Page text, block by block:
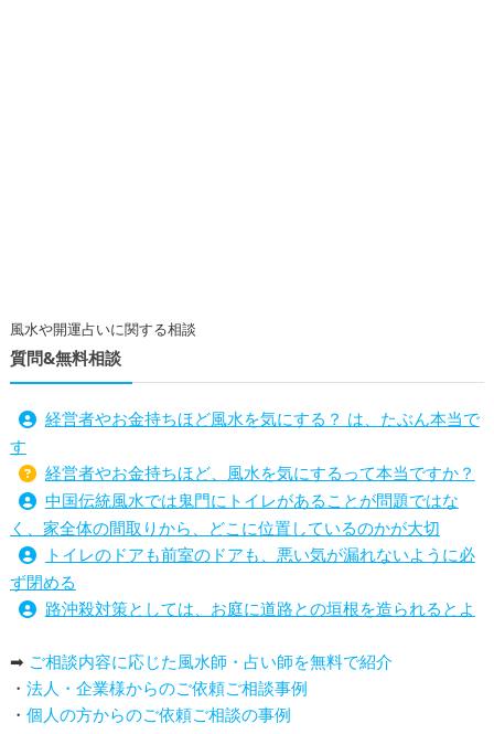
風水や開運占いに関する相談
質問&無料相談
経営者やお金持ちほど風水を気にする？ は、たぶん本当で
す
経営者やお金持ちほど、風水を気にするって本当ですか？
中国伝統風水では鬼門にトイレがあることが問題ではな
く、家全体の間取りから、どこに位置しているのかが大切
トイレのドアも前室のドアも、悪い気が漏れないように必
ず閉める
路沖殺対策としては、お庭に道路との垣根を造られるとよ
庭を広げると路沖殺（ろちゅうさつ）は防げますか？
トイレ前室のドアの開け閉めについて
増築して家相の中心軸が変わると、鬼門の方角にあるトイ
➡ ご相談内容に応じた風水師・占い師を無料で紹介
・ 法人・企業様からのご依頼ご相談事例
・ 個人の方からのご依頼ご相談の事例